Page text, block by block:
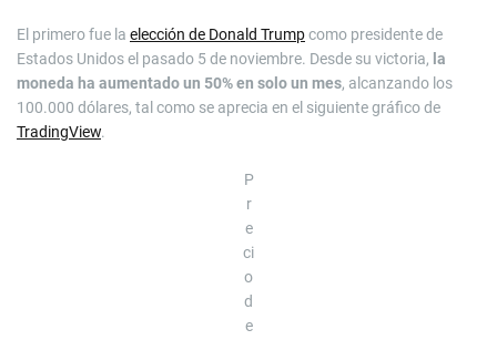
El primero fue la elección de Donald Trumpcomo presidente de
Estados Unidos el pasado 5 de noviembre. Desde su victoria, la
moneda ha aumentado un 50% en solo un mes, alcanzando los
100.000 dólares, tal como se aprecia en el siguiente gráfico de
TradingView.
P
r
e
ci
o
d
e